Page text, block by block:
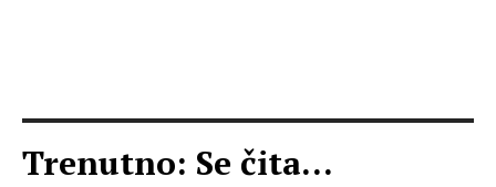
Trenutno: Se čita...